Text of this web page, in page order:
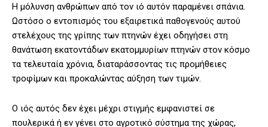
Η μόλυνση ανθρώπων από τον ιό αυτόν παραμένει σπάνια.
Ωστόσο ο εντοπισμός του εξαιρετικά παθογενούς αυτού
στελέχους της γρίπης των πτηνών έχει οδηγήσει στη
θανάτωση εκατοντάδων εκατομμυρίων πτηνών στον κόσμο
τα τελευταία χρόνια, διαταράσσοντας τις προμήθειες
τροφίμων και προκαλώντας αύξηση των τιμών.
Ο ιός αυτός δεν έχει μέχρι στιγμής εμφανιστεί σε
πουλερικά ή εν γένει στο αγροτικό σύστημα της χώρας,